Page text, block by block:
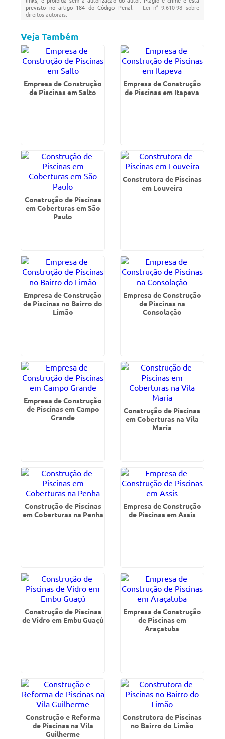
previsto no artigo 184 do Código Penal. – Lei n° 9.610-98 sobre
direitos autorais
Veja Também
Empresa de Construção
de Piscinas em Salto
Empresa de Construção
de Piscinas em Itapeva
Construção de Piscinas
em Coberturas em São
Paulo
Construtora de Piscinas
em Louveira
Empresa de Construção
de Piscinas no Bairro do
Limão
Empresa de Construção
de Piscinas na
Consolação
Empresa de Construção
de Piscinas em Campo
Grande
Construção de Piscinas
em Coberturas na Vila
Maria
Construção de Piscinas
em Coberturas na Penha
Empresa de Construção
de Piscinas em Assis
Construção de Piscinas
de Vidro em Embu Guaçú
Empresa de Construção
de Piscinas em
Araçatuba
Construção e Reforma
de Piscinas na Vila
Guilherme
Construtora de Piscinas
no Bairro do Limão